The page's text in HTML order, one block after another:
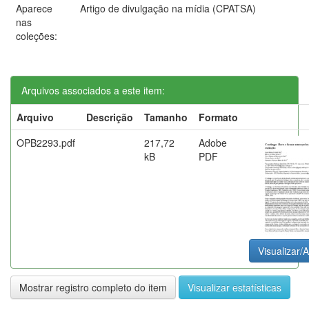
Aparece
nas
coleções:
Artigo de divulgação na mídia (CPATSA)
Arquivos associados a este item:
Arquivo
Descrição Tamanho
Formato
OPB2293.pdf
217,72
kB
Adobe
PDF
Visualizar/
Mostrar registro completo do item Visualizar estatísticas